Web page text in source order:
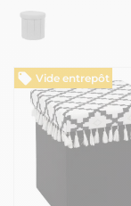
Vide entrepôt